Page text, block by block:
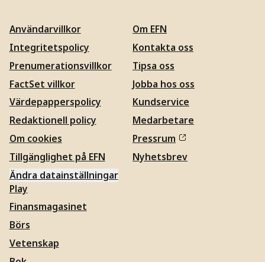
Användarvillkor
Integritetspolicy
Prenumerationsvillkor
FactSet villkor
Värdepapperspolicy
Redaktionell policy
Om cookies
Tillgänglighet på EFN
Ändra datainställningar
Om EFN
Kontakta oss
Tipsa oss
Jobba hos oss
Kundservice
Medarbetare
Pressrum
Nyhetsbrev
Play
Finansmagasinet
Börs
Vetenskap